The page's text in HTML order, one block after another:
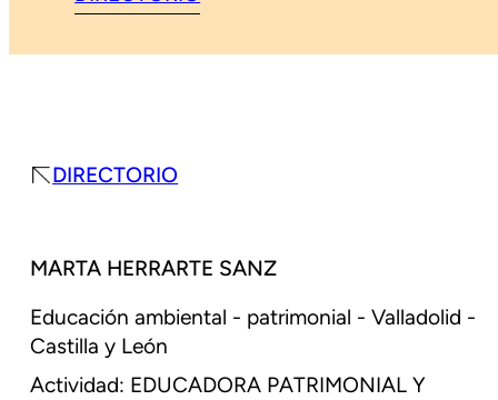
DIRECTORIO
MARTA HERRARTE SANZ
Educación ambiental - patrimonial - Valladolid -
Castilla y León
Actividad: EDUCADORA PATRIMONIAL Y